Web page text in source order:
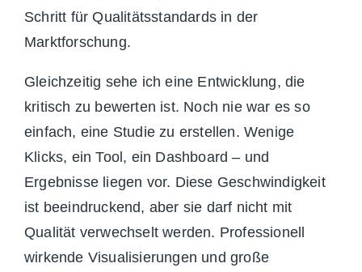
Schritt für Qualitätsstandards in der
Marktforschung.
Gleichzeitig sehe ich eine Entwicklung, die
kritisch zu bewerten ist. Noch nie war es so
einfach, eine Studie zu erstellen. Wenige
Klicks, ein Tool, ein Dashboard – und
Ergebnisse liegen vor. Diese Geschwindigkeit
ist beeindruckend, aber sie darf nicht mit
Qualität verwechselt werden. Professionell
wirkende Visualisierungen und große